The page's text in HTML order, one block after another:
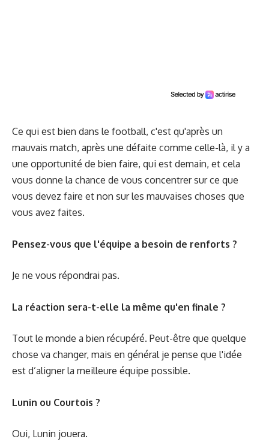
Ce qui est bien dans le football, c'est qu'après un
mauvais match, après une défaite comme celle-là, il y a
une opportunité de bien faire, qui est demain, et cela
vous donne la chance de vous concentrer sur ce que
vous devez faire et non sur les mauvaises choses que
vous avez faites.
Pensez-vous que l'équipe a besoin de renforts ?
Je ne vous répondrai pas.
La réaction sera-t-elle la même qu'en finale ?
Tout le monde a bien récupéré. Peut-être que quelque
chose va changer, mais en général je pense que l'idée
est d’aligner la meilleure équipe possible.
Lunin ou Courtois ?
Oui, Lunin jouera.